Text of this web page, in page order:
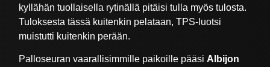
kyllähän tuollaisella rytinällä pitäisi tulla myös tulosta.
Tuloksesta tässä kuitenkin pelataan, TPS-luotsi
muistutti kuitenkin perään.
Palloseuran vaarallisimmille paikoille pääsi Albijon